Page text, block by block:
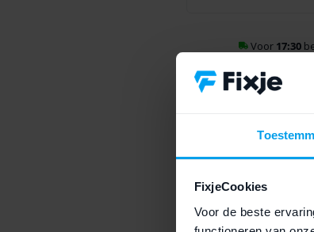
FixjeCookies
Voor de beste
Voor 17:30